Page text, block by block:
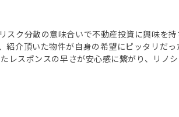
スク分散の意味合いで不動産投資に興味を
介頂いた物件が自身の希望にピッタリだ
レスポンスの早さが安心感に繋がり、リノ